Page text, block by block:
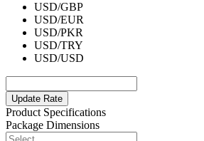
USD/GBP
USD/EUR
USD/PKR
USD/TRY
USD/USD
Update Rate
Product Specifications
Package Dimensions